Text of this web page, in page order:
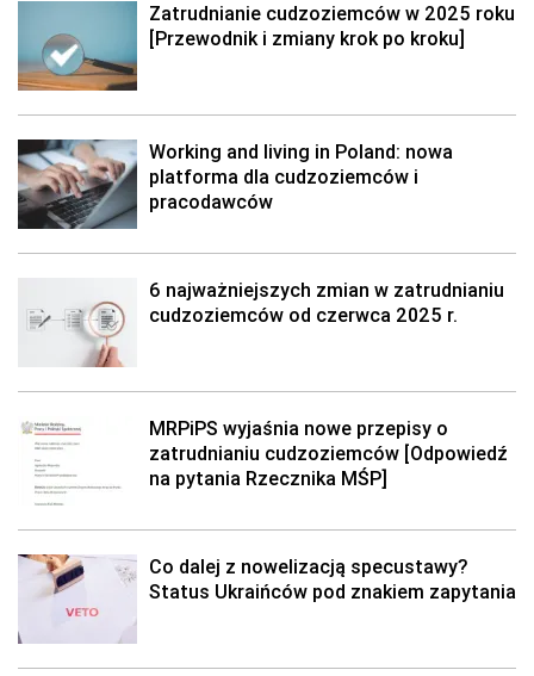
Zatrudnianie cudzoziemców w 2025 roku
[Przewodnik i zmiany krok po kroku]
Working and living in Poland: nowa
platforma dla cudzoziemców i
pracodawców
6 najważniejszych zmian w zatrudnianiu
cudzoziemców od czerwca 2025 r.
MRPiPS wyjaśnia nowe przepisy o
zatrudnianiu cudzoziemców [Odpowiedź
na pytania Rzecznika MŚP]
Co dalej z nowelizacją specustawy?
Status Ukraińców pod znakiem zapytania